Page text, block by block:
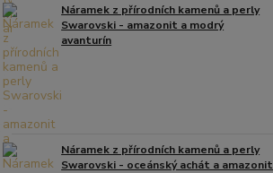
Náramek z přírodních kamenů a perly
Swarovski - amazonit a modrý
avanturín
Náramek z přírodních kamenů a perly
Swarovski - oceánský achát a amazonit